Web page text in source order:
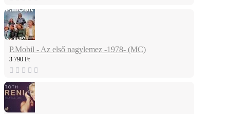
P.Mobil - Az első nagylemez -1978- (MC)
3 790 Ft